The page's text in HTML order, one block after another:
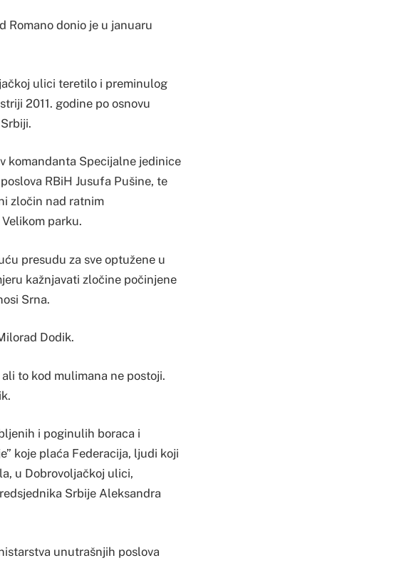
Romano donio je u januaru
ulici teretilo i preminulog
2011. godine po osnovu
komandanta Specijalne jedinice
RBiH Jusufa Pušine, te
zločin nad ratnim
parku.
presudu za sve optužene u
kažnjavati zločine počinjene
Srna.
Dodik.
to kod mulimana ne postoji.
i poginulih boraca i
koje plaća Federacija, ljudi koji
u Dobrovoljačkoj ulici,
Srbije Aleksandra
unutrašnjih poslova